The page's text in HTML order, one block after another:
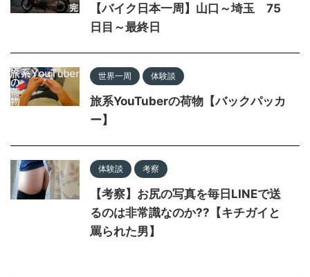
【バイク日本一周】山口～埼玉 75
日目～最終日
世界一周 体験談
旅系YouTuberの荷物【バックパッカ
ー】
体験談 考察
【考察】お尻の写真を毎日LINEで送
るのは非常識なのか??【キチガイと
罵られた男】